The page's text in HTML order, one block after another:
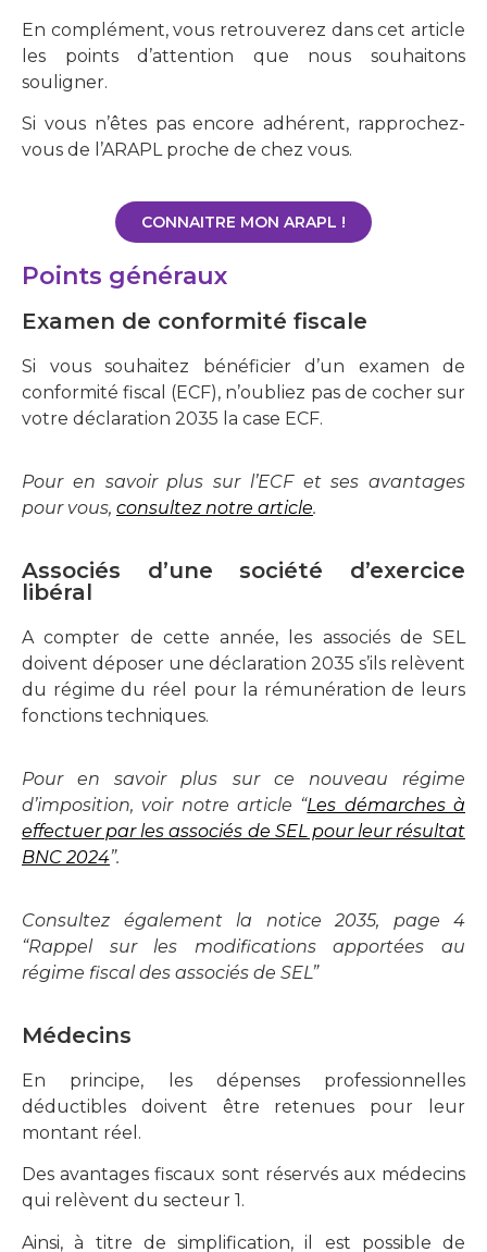
En complément, vous retrouverez dans cet article
les points d’attention que nous souhaitons
souligner.
Si vous n’êtes pas encore adhérent, rapprochez-
vous de l’ARAPL proche de chez vous.
CONNAITRE MON ARAPL !
Points généraux
Examen de conformité fiscale
Si vous souhaitez bénéficier d’un examen de
conformité fiscal (ECF), n’oubliez pas de cocher sur
votre déclaration 2035 la case ECF.
Pour en savoir plus sur l’ECF et ses avantages
pour vous, consultez notre article.
Associés d’une société d’exercice
libéral
A compter de cette année, les associés de SEL
doivent déposer une déclaration 2035 s’ils relèvent
du régime du réel pour la rémunération de leurs
fonctions techniques.
Pour en savoir plus sur ce nouveau régime
d’imposition, voir notre article “Les démarches à
effectuer par les associés de SEL pour leur résultat
BNC 2024”.
Consultez également la notice 2035, page 4
“Rappel sur les modifications apportées au
régime fiscal des associés de SEL”
Médecins
En principe, les dépenses professionnelles
déductibles doivent être retenues pour leur
montant réel.
Des avantages fiscaux sont réservés aux médecins
qui relèvent du secteur 1.
Ainsi, à titre de simplification, il est possible de